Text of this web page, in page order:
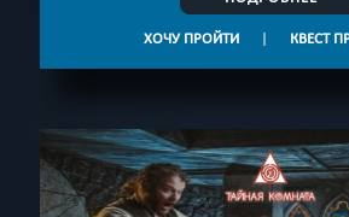
ХОЧУ ПРОЙТИ | КВЕСТ